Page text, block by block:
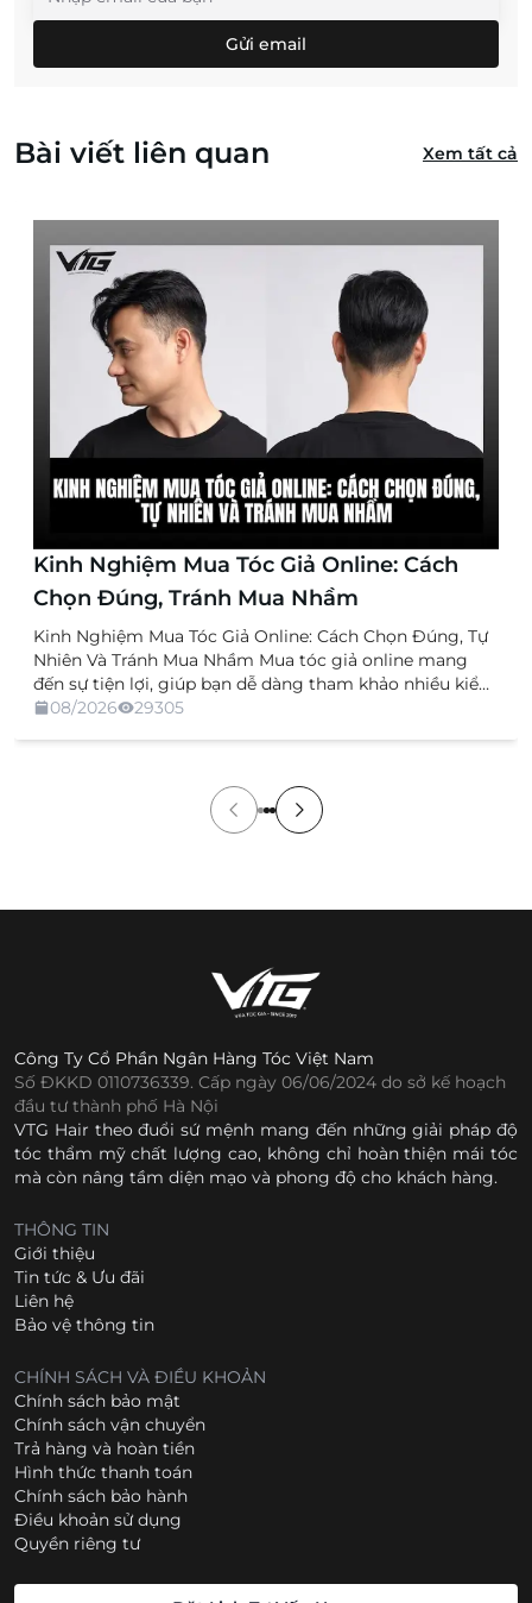
Gửi email
Bài viết liên quan Xem tất cả
Kinh Nghiệm Mua Tóc Giả Online: Cách
Chọn Đúng, Tránh Mua Nhầm
Kinh Nghiệm Mua Tóc Giả Online: Cách Chọn Đúng, Tự
Nhiên Và Tránh Mua Nhầm Mua tóc giả online mang
đến sự tiện lợi, giúp bạn dễ dàng tham khảo nhiều kiểu
dáng, chất liệu và mức giá mà không cần trực tiếp đến
08/2026 29305
Công Ty Cổ Phần Ngân Hàng Tóc Việt Nam
Số ĐKKD 0110736339. Cấp ngày 06/06/2024 do sở kế hoạch
đầu tư thành phố Hà Nội
VTG Hair theo đuổi sứ mệnh mang đến những giải pháp độ
tóc thẩm mỹ chất lượng cao, không chỉ hoàn thiện mái tóc
mà còn nâng tầm diện mạo và phong độ cho khách hàng.
THÔNG TIN
Giới thiệu
Tin tức & Ưu đãi
Liên hệ
Bảo vệ thông tin
CHÍNH SÁCH VÀ ĐIỀU KHOẢN
Chính sách bảo mật
Chính sách vận chuyển
Trả hàng và hoàn tiền
Hình thức thanh toán
Chính sách bảo hành
Điều khoản sử dụng
Quyền riêng tư